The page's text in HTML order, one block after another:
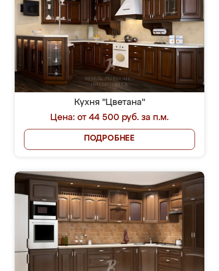
Кухня "Цветана"
Цена: от 44 500 руб. за п.м.
ПОДРОБНЕЕ